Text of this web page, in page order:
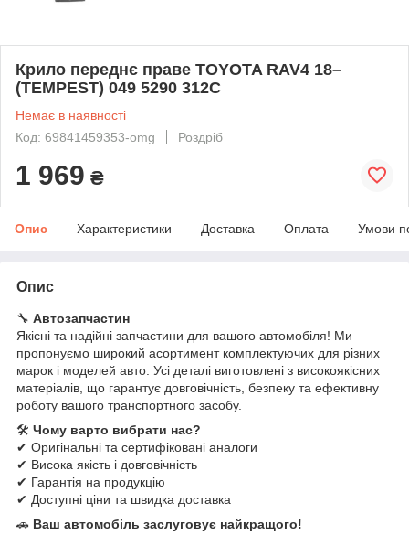
Крило переднє праве TOYOTA RAV4 18–
(TEMPEST) 049 5290 312C
Немає в наявності
Код: 69841459353-omg
Роздріб
1 969 ₴
Опис Характеристики Доставка Оплата Умови
Опис
🔧 Автозапчастин
Якісні та надійні запчастини для вашого автомобіля! Ми
пропонуємо широкий асортимент комплектуючих для різних
марок і моделей авто. Усі деталі виготовлені з високоякісних
матеріалів, що гарантує довговічність, безпеку та ефективну
роботу вашого транспортного засобу.
🛠 Чому варто вибрати нас?
✔ Оригінальні та сертифіковані аналоги
✔ Висока якість і довговічність
✔ Гарантія на продукцію
✔ Доступні ціни та швидка доставка
🚗 Ваш автомобіль заслуговує найкращого!